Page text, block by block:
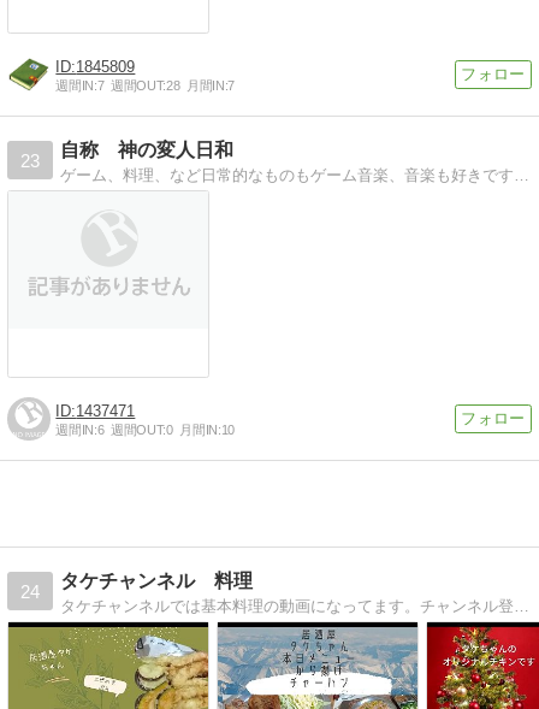
1845809
週間IN:7 週間OUT:28 月間IN:7
23
自称 神の変人日和
1437471
週間IN:6 週間OUT:0 月間IN:10
24
タケチャンネル 料理